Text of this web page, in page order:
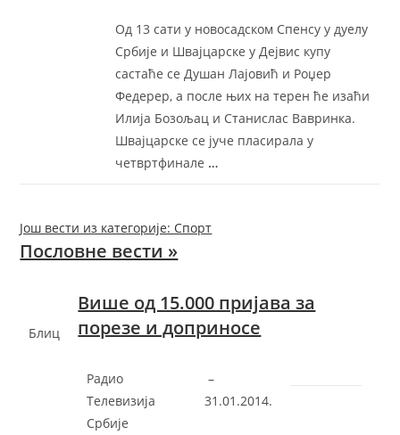
Од 13 сати у новосадском Спенсу у дуелу
Србије и Швајцарске у Дејвис купу
састаће се Душан Лајовић и Роџер
Федерер, а после њих на терен ће изаћи
Илија Бозољац и Станислас Вавринка.
Швајцарске се јуче пласирала у
четвртфинале …
Још вести из категорије: Спорт
Пословне вести »
Блиц
Више од 15.000 пријава за
порезе и доприносе
Радио
Телевизија
Србије
–
‎31.01.2014.‎